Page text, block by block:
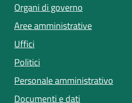
Organi di governo
Aree amministrative
Uffici
Politici
Personale amministrativo
Documenti e dati